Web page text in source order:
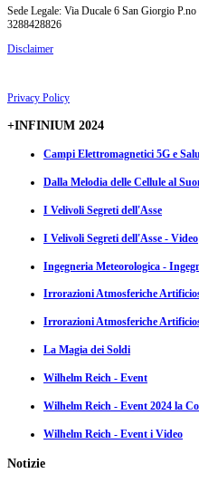
Sede Legale: Via Ducale 6 San Giorgio
3288428826
Disclaimer
Privacy Policy
+INFINIUM 2024
Campi Elettromagnetici 5G e
Dalla Melodia delle Cellule al
I Velivoli Segreti dell'Asse
I Velivoli Segreti dell'Asse - Video
Ingegneria Meteorologica -
Irrorazioni Atmosferiche
Irrorazioni Atmosferiche
La Magia dei Soldi
Wilhelm Reich - Event
Wilhelm Reich - Event 2024 la
Wilhelm Reich - Event i Video
Notizie